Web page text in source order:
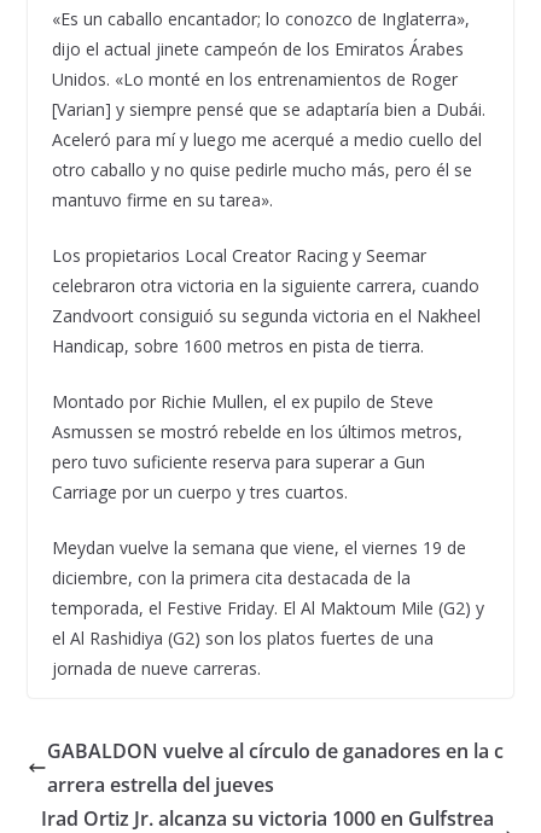
«Es un caballo encantador; lo conozco de Inglaterra»,
dijo el actual jinete campeón de los Emiratos Árabes
Unidos. «Lo monté en los entrenamientos de Roger
[Varian] y siempre pensé que se adaptaría bien a Dubái.
Aceleró para mí y luego me acerqué a medio cuello del
otro caballo y no quise pedirle mucho más, pero él se
mantuvo firme en su tarea».
Los propietarios Local Creator Racing y Seemar
celebraron otra victoria en la siguiente carrera, cuando
Zandvoort consiguió su segunda victoria en el Nakheel
Handicap, sobre 1600 metros en pista de tierra.
Montado por Richie Mullen, el ex pupilo de Steve
Asmussen se mostró rebelde en los últimos metros,
pero tuvo suficiente reserva para superar a Gun
Carriage por un cuerpo y tres cuartos.
Meydan vuelve la semana que viene, el viernes 19 de
diciembre, con la primera cita destacada de la
temporada, el Festive Friday. El Al Maktoum Mile (G2) y
el Al Rashidiya (G2) son los platos fuertes de una
jornada de nueve carreras.
GABALDON vuelve al círculo de ganadores en la c
arrera estrella del jueves
Irad Ortiz Jr. alcanza su victoria 1000 en Gulfstrea